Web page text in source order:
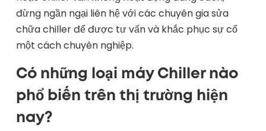
đừng ngần ngại liên hệ với các chuyên gia sửa
chữa chiller để được tư vấn và khắc phục sự cố
một cách chuyên nghiệp.
Có những loại máy Chiller nào
phổ biến trên thị trường hiện
nay?